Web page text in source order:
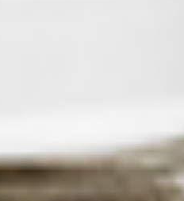
- это идеальный выбор для
и языка, которые проходят
содержат все необходимые
мясных продуктов
месяца. Консервы мясные
ребенка качественным и